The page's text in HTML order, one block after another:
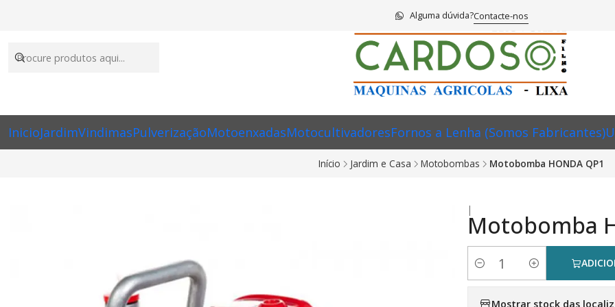
InicioJardimVindimasPulverizaçãoMotoenxadasMotocultivadoresFornos a Lenha (Somos Fabricantes)
Alguma dúvida?Contacte-nos
Início Jardim e Casa Motobombas Motobomba HONDA QP1
|
Motobomba
Quantidade
Mostrar stock das